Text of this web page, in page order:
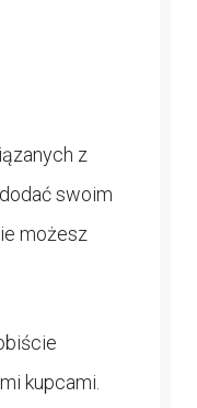
z
swoim
możesz
kupcami.